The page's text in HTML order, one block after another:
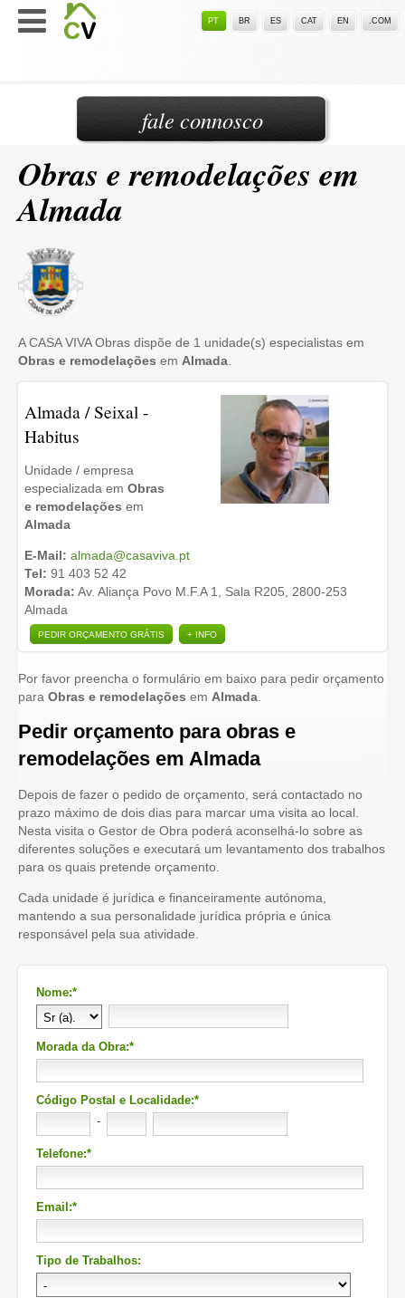
PT BR ES CAT EN .COM
Obras e remodelações em
Almada
A CASA VIVA Obras dispõe de 1 unidade(s) especialistas em
Obras e remodelações em Almada
Almada / Seixal -
Habitus
Unidade / empresa
especializada em Obras
e remodelações em
Almada
E-Mail: almada@casaviva.pt
Tel: 91 403 52 42
Morada: Av. Aliança Povo M.F.A 1, Sala R205, 2800-253
Almada
PEDIR ORÇAMENTO GRÁTIS + INFO
Por favor preencha o formulário em baixo para pedir orçamento
para Obras e remodelações em Almada
Pedir orçamento para obras e
remodelações em Almada
Depois de fazer o pedido de orçamento, será contactado no
prazo máximo de dois dias para marcar uma visita ao local.
Nesta visita o Gestor de Obra poderá aconselhá-lo sobre as
diferentes soluções e executará um levantamento dos trabalhos
para os quais pretende orçamento.
Cada unidade é jurídica e financeiramente autónoma,
mantendo a sua personalidade jurídica própria e única
responsável pela sua atividade.
Nome:*
Morada da Obra:*
Código Postal e Localidade:*
-
Telefone:*
Email:*
Tipo de Trabalhos:
fale connosco